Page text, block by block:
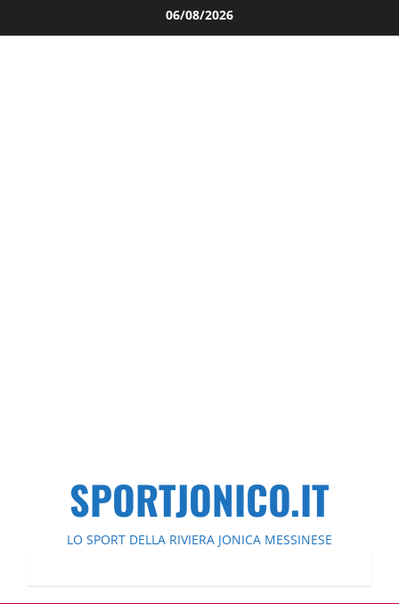
al
06/08/2026
SPORTJONICO.IT
LO SPORT DELLA RIVIERA JONICA MESSINESE